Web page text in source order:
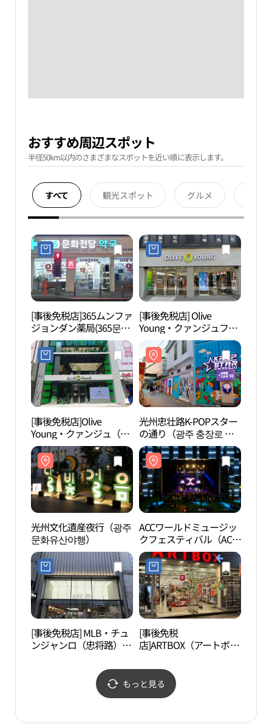
おすすめ周辺スポット
半径50km以内のさまざまなスポットを近い順に表示します。
すべて 観光スポット グルメ
[事後免税店]365ムンファ
ジョンダン薬局(365문화
전당약국)
[事後免税店] Olive
Young・クァンジュファ
ングム（光州黃金）店
(올리브영 광주황금점)
[事後免税店]Olive
Young・クァンジュ（光
州）タウン(올리브영 광
주 타운)
光州忠壮路K-POPスター
の通り（광주 충장로 케
이팝 스타의 거리）
光州文化遺産夜行（광주
문화유산야행）
ACCワールドミュージッ
クフェスティバル（ACC
월드뮤직페스티벌）
[事後免税店] MLB・チュ
ンジャンロ（忠将路）店
[事後免税
店]ARTBOX（アートボッ
ンジャンロ（光州忠壮
路）店(아트박스 광주충
장로점)
もっと見る